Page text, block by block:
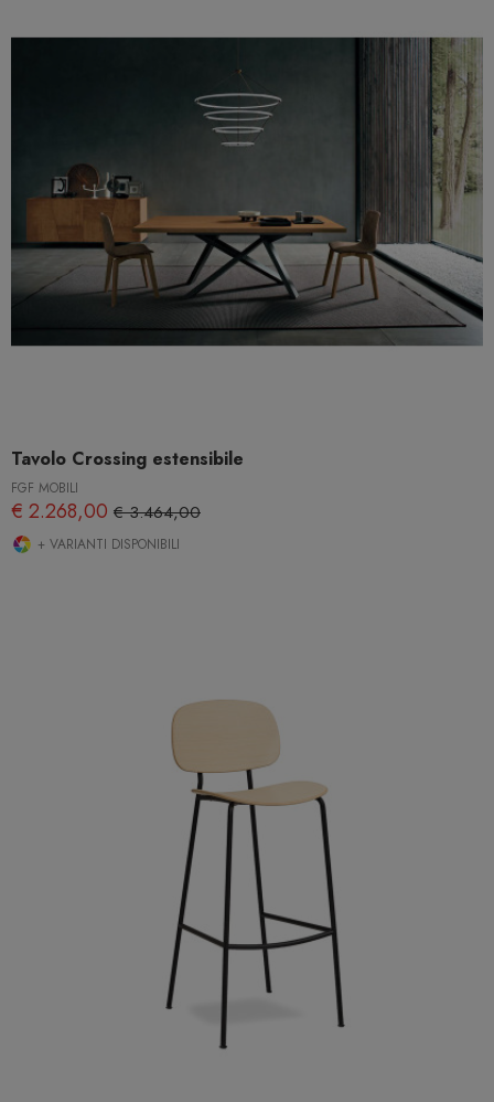
Tavolo Crossing estensibile
FGF MOBILI
€ 2.268,00 € 3.464,00
+ VARIANTI DISPONIBILI